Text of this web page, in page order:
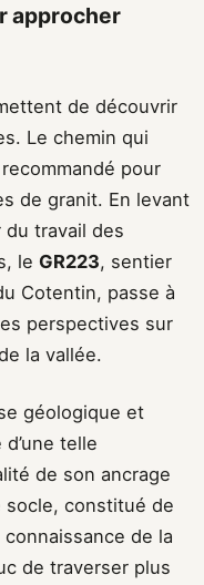
approcher
de découvrir
Le chemin qui
pour
de granit. En levant
du travail des
le GR223, sentier
Cotentin, passe à
perspectives sur
la vallée.
géologique et
telle
de son ancrage
socle, constitué de
de la
de traverser plus